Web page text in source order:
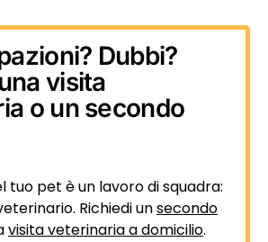
Dubbi?
visita
o un secondo
tuo pet è un lavoro di squadra:
Richiedi unsecondo
visita veterinaria a domicilio.